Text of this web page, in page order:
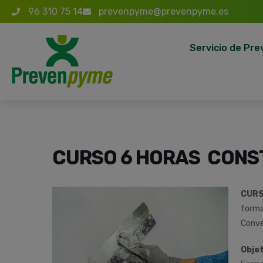
96 310 75 14 prevenpyme@prevenpyme.es
Servicio de
CURSO 6 HORAS